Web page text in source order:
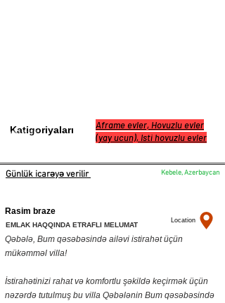
Katigoriyaları
+994 51 922 23 02
Aframe evler, Hovuzlu evler
(yay ucun), Isti hovuzlu evler
Günlük icarəyə verilir Kebele, Azerbaycan
Rasim braze
EMLAK HAQQINDA ETRAFLI MELUMAT
Location
Qəbələ, Bum qəsəbəsində ailəvi istirahət üçün
mükəmməl villa!
İstirahətinizi rahat və komfortlu şəkildə keçirmək üçün
nəzərdə tutulmuş bu villa Qəbələnin Bum qəsəbəsində